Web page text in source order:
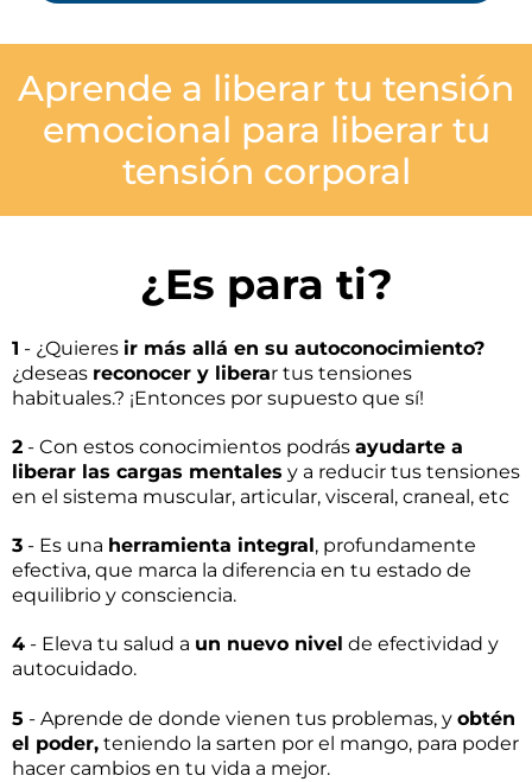
Aprende a liberar tu tensión
emocional para liberar tu
tensión corporal
¿Es para ti?
1 - ¿Quieres ir más allá en su autoconocimiento?
¿deseas reconocer y liberar tus tensiones
habituales.? ¡Entonces por supuesto que sí!
2 - Con estos conocimientos podrás ayudarte a
liberar las cargas mentales y a reducir tus tensiones
en el sistema muscular, articular, visceral, craneal, etc
3 - Es una herramienta integral, profundamente
efectiva, que marca la diferencia en tu estado de
equilibrio y consciencia.
4 - Eleva tu salud a un nuevo nivel de efectividad y
autocuidado.
5 - Aprende de donde vienen tus problemas, y obtén
el poder, teniendo la sarten por el mango, para poder
hacer cambios en tu vida a mejor.